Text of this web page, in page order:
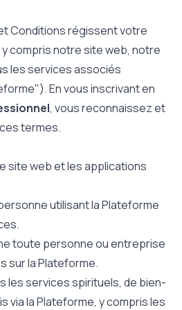
Conditions régissent votre
y compris notre site web, notre
les services associés
En vous inscrivant en
, vous reconnaissez et
termes.
site web et les applications
utilisant la Plateforme
toute personne ou entreprise
sur la Plateforme.
les services spirituels, de bien-
via la Plateforme, y compris les